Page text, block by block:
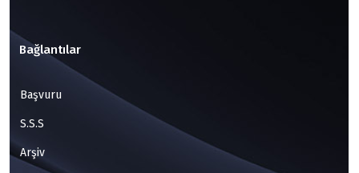
Bağlantılar
Başvuru
S.S.S
Arşiv